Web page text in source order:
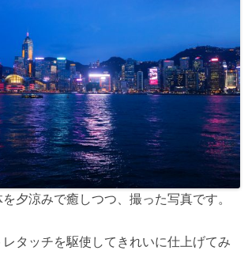
夕涼みで癒しつつ、撮った写真です。
タッチを駆使してきれいに仕上げてみ